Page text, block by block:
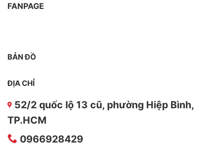
FANPAGE
BẢN ĐỒ
ĐỊA CHỈ
52/2 quốc lộ 13 cũ, phường Hiệp Bình,
TP.HCM
0966928429